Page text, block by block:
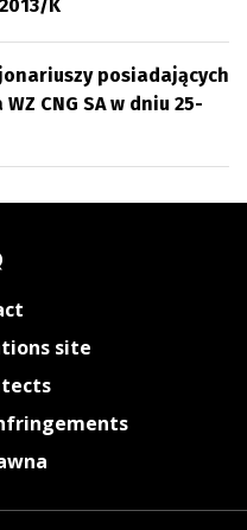
K
posiadających
CNG SA w dniu 25-
site